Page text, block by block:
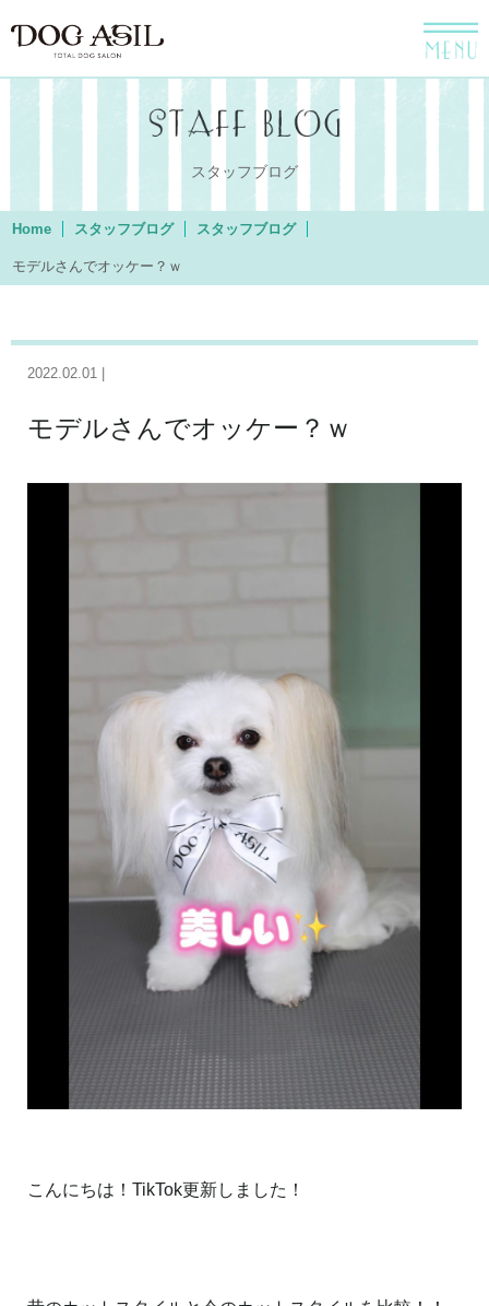
menu
スタッフブログ
Home スタッフブログ スタッフブログ
モデルさんでオッケー？ｗ
2022.02.01 |
モデルさんでオッケー？ｗ
こんにちは！TikTok更新しました！